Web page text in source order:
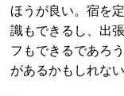
ほうが良い。宿を
識もできるし、出
フもできるであろ
があるかもしれない